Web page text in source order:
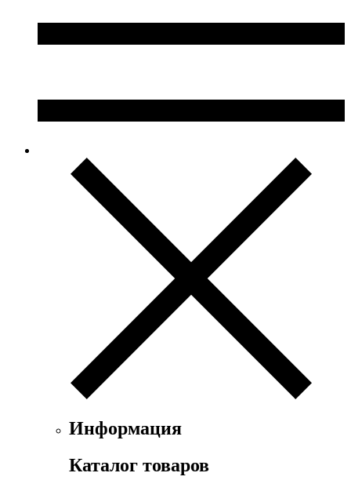
Информация
Каталог товаров